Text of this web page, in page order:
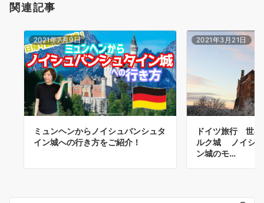
関連記事
2021年7月9日
ミュンヘンからノイシュバンシュタ
イン城への行き方をご紹介！
2021年3月21日
ドイツ旅行 世
ルク城 ノイシュ
ン城のモ…